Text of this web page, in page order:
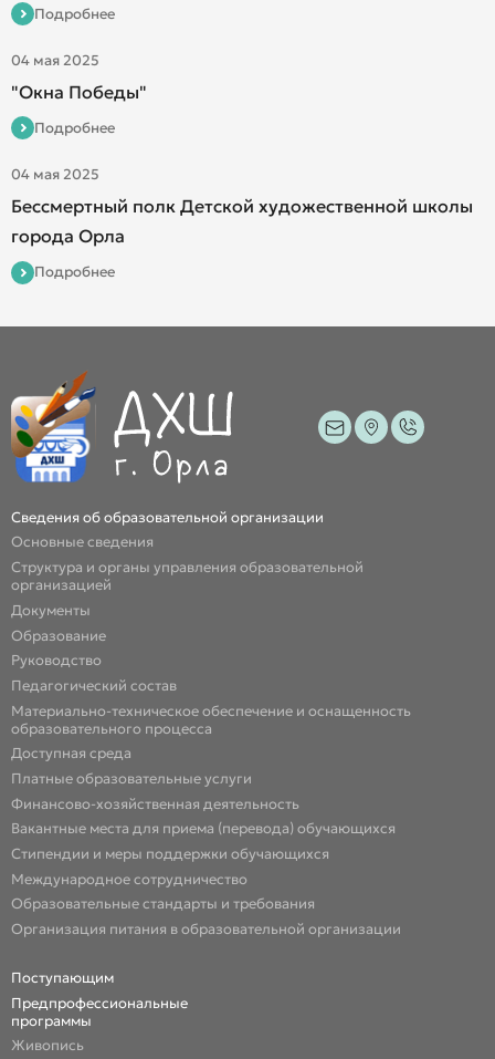
Подробнее
04 мая 2025
"Окна Победы"
Подробнее
04 мая 2025
Бессмертный полк Детской художественной школы
города Орла
Подробнее
Сведения об образовательной организации
Основные сведения
Структура и органы управления образовательной
организацией
Документы
Образование
Руководство
Педагогический состав
Материально-техническое обеспечение и оснащенность
образовательного процесса
Доступная среда
Платные образовательные услуги
Финансово-хозяйственная деятельность
Вакантные места для приема (перевода) обучающихся
Стипендии и меры поддержки обучающихся
Международное сотрудничество
Образовательные стандарты и требования
Организация питания в образовательной организации
Поступающим
Предпрофессиональные
программы
Живопись